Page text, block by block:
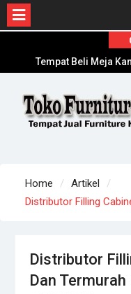
content
Tempat Beli Meja
Agen Meja Kantor
Toko Meja Kantor Di
Home
Artikel
Distributor Filling
Distributor
Dan Termurah